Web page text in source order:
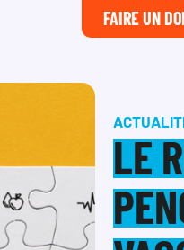
FAIRE UN
LE